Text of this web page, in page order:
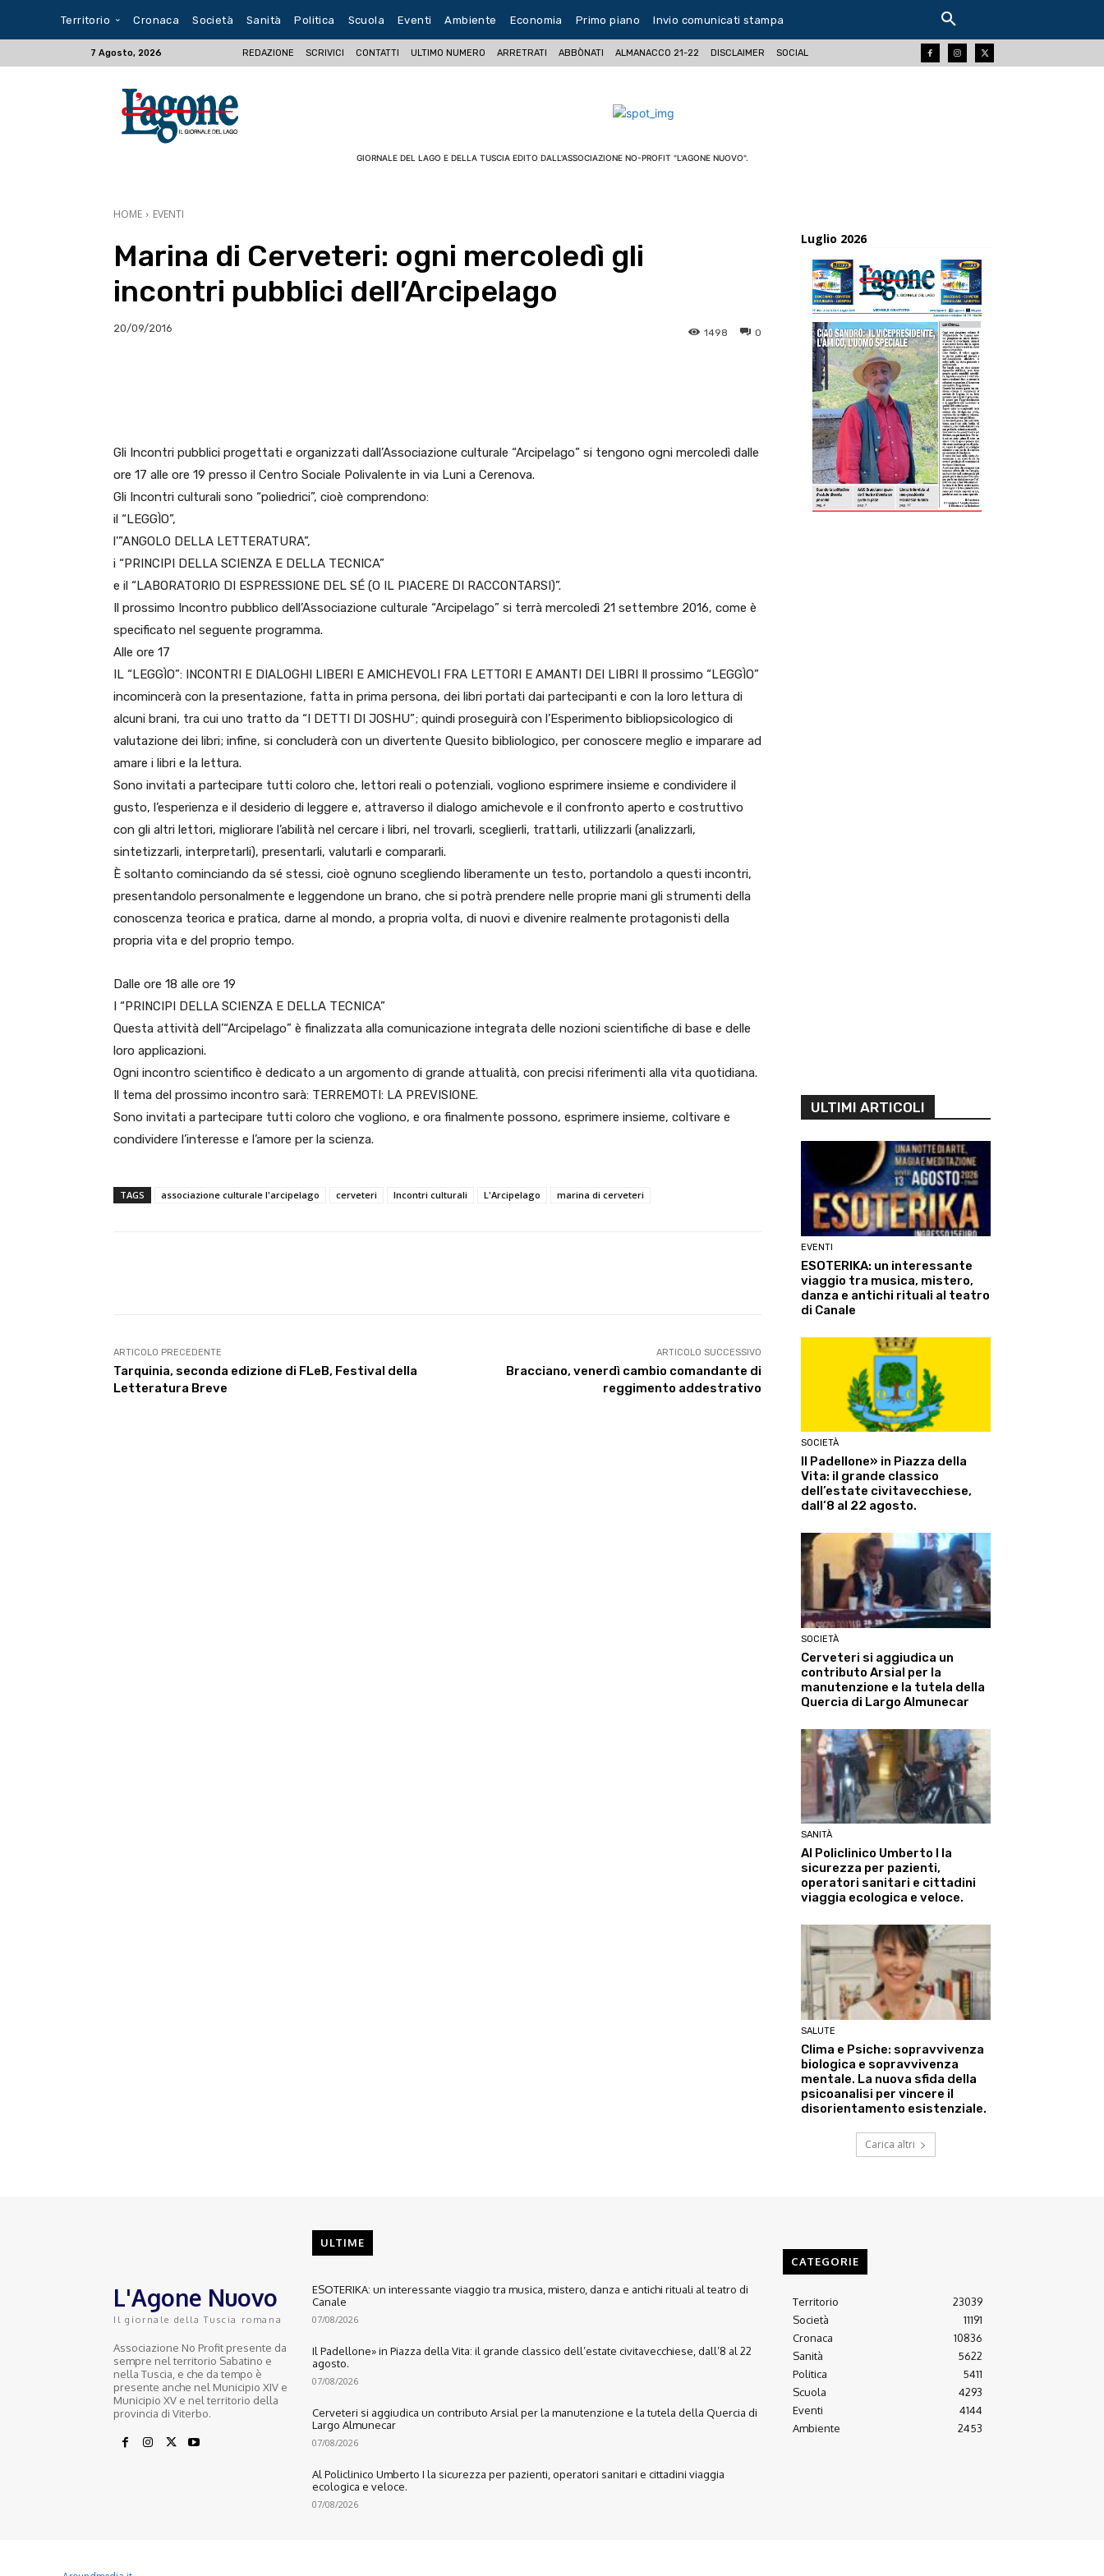
Territorio Cronaca Società Sanità Politica Scuola Eventi Ambiente Economia Primo piano Invio comunicati stampa
7 Agosto, 2026 REDAZIONE SCRIVICI CONTATTI ULTIMO NUMERO ARRETRATI ABBÒNATI ALMANACCO 21-22 DISCLAIMER SOCIAL
GIORNALE DEL LAGO E DELLA TUSCIA EDITO DALL'ASSOCIAZIONE NO-PROFIT "L'AGONE NUOVO".
HOME EVENTI
Marina di Cerveteri: ogni mercoledì gli
incontri pubblici dell’Arcipelago
20/09/2016 0
1498
Tumblr Telegram
Gli Incontri pubblici progettati e organizzati dall’Associazione culturale “Arcipelago” si tengono ogni mercoledì dalle
ore 17 alle ore 19 presso il Centro Sociale Polivalente in via Luni a Cerenova.
Gli Incontri culturali sono “poliedrici”, cioè comprendono:
il “LEGGÌO”,
l'”ANGOLO DELLA LETTERATURA”,
i “PRINCIPI DELLA SCIENZA E DELLA TECNICA”
e il “LABORATORIO DI ESPRESSIONE DEL SÉ (O IL PIACERE DI RACCONTARSI)”.
Il prossimo Incontro pubblico dell’Associazione culturale “Arcipelago” si terrà mercoledì 21 settembre 2016, come è
specificato nel seguente programma.
Alle ore 17
IL “LEGGÌO”: INCONTRI E DIALOGHI LIBERI E AMICHEVOLI FRA LETTORI E AMANTI DEI LIBRI Il prossimo “LEGGÌO”
incomincerà con la presentazione, fatta in prima persona, dei libri portati dai partecipanti e con la loro lettura di
alcuni brani, tra cui uno tratto da “I DETTI DI JOSHU”; quindi proseguirà con l’Esperimento bibliopsicologico di
valutazione dei libri; infine, si concluderà con un divertente Quesito bibliologico, per conoscere meglio e imparare ad
amare i libri e la lettura.
Sono invitati a partecipare tutti coloro che, lettori reali o potenziali, vogliono esprimere insieme e condividere il
gusto, l’esperienza e il desiderio di leggere e, attraverso il dialogo amichevole e il confronto aperto e costruttivo
con gli altri lettori, migliorare l’abilità nel cercare i libri, nel trovarli, sceglierli, trattarli, utilizzarli (analizzarli,
sintetizzarli, interpretarli), presentarli, valutarli e compararli.
È soltanto cominciando da sé stessi, cioè ognuno scegliendo liberamente un testo, portandolo a questi incontri,
presentandolo personalmente e leggendone un brano, che si potrà prendere nelle proprie mani gli strumenti della
conoscenza teorica e pratica, darne al mondo, a propria volta, di nuovi e divenire realmente protagonisti della
propria vita e del proprio tempo.
Dalle ore 18 alle ore 19
I “PRINCIPI DELLA SCIENZA E DELLA TECNICA”
Questa attività dell’“Arcipelago” è finalizzata alla comunicazione integrata delle nozioni scientifiche di base e delle
loro applicazioni.
Ogni incontro scientifico è dedicato a un argomento di grande attualità, con precisi riferimenti alla vita quotidiana.
Il tema del prossimo incontro sarà: TERREMOTI: LA PREVISIONE.
Sono invitati a partecipare tutti coloro che vogliono, e ora finalmente possono, esprimere insieme, coltivare e
condividere l’interesse e l’amore per la scienza.
TAGS associazione culturale l'arcipelago cerveteri Incontri culturali L'Arcipelago marina di cerveteri
Linkedin ReddIt
ARTICOLO PRECEDENTE
Tarquinia, seconda edizione di FLeB, Festival della
Letteratura Breve
ARTICOLO SUCCESSIVO
Bracciano, venerdì cambio comandante di
reggimento addestrativo
Luglio 2026
ULTIMI ARTICOLI
EVENTI
ESOTERIKA: un interessante
viaggio tra musica, mistero,
danza e antichi rituali al teatro
di Canale
SOCIETÀ
Il Padellone» in Piazza della
Vita: il grande classico
dell’estate civitavecchiese,
dall’8 al 22 agosto.
SOCIETÀ
Cerveteri si aggiudica un
contributo Arsial per la
manutenzione e la tutela della
Quercia di Largo Almunecar
SANITÀ
Al Policlinico Umberto I la
sicurezza per pazienti,
operatori sanitari e cittadini
viaggia ecologica e veloce.
SALUTE
Clima e Psiche: sopravvivenza
biologica e sopravvivenza
mentale. La nuova sfida della
psicoanalisi per vincere il
disorientamento esistenziale.
Carica altri
L'Agone Nuovo
Il giornale della Tuscia romana
Associazione No Profit presente da
sempre nel territorio Sabatino e
nella Tuscia, e che da tempo è
presente anche nel Municipio XIV e
Municipio XV e nel territorio della
provincia di Viterbo.
ULTIME
ESOTERIKA: un interessante viaggio tra musica, mistero, danza e antichi rituali al teatro di
Canale
07/08/2026
Il Padellone» in Piazza della Vita: il grande classico dell’estate civitavecchiese, dall’8 al 22
agosto.
07/08/2026
Cerveteri si aggiudica un contributo Arsial per la manutenzione e la tutela della Quercia di
Largo Almunecar
07/08/2026
Al Policlinico Umberto I la sicurezza per pazienti, operatori sanitari e cittadini viaggia
ecologica e veloce.
07/08/2026
CATEGORIE
Territorio
23039
Società
11191
Cronaca
10836
Sanità
5622
Politica
5411
Scuola
4293
Eventi
4144
Ambiente
2453